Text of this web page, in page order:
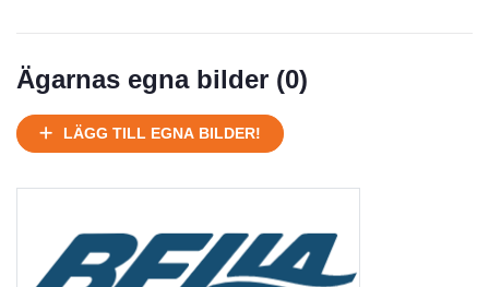
Ägarnas egna bilder (0)
LÄGG TILL EGNA BILDER!